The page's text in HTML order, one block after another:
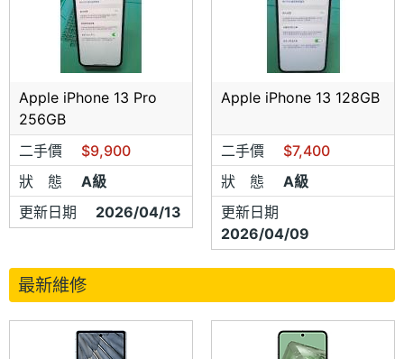
Apple iPhone 13 Pro
256GB
二手價
$9,900
狀 態
A級
更新日期
2026/04/13
Apple iPhone 13 128GB
二手價
$7,400
狀 態
A級
更新日期
2026/04/09
最新維修